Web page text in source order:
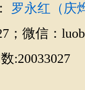
罗永红（庆
；微信：
:20033027